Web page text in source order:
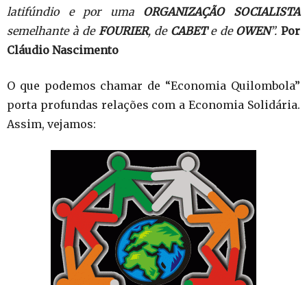
latifúndio e por uma ORGANIZAÇÃO SOCIALISTA
semelhante à de FOURIER, de CABETe de OWEN”.Por
Cláudio Nascimento
O que podemos chamar de “Economia Quilombola”
porta profundas relações com a Economia Solidária.
Assim, vejamos: